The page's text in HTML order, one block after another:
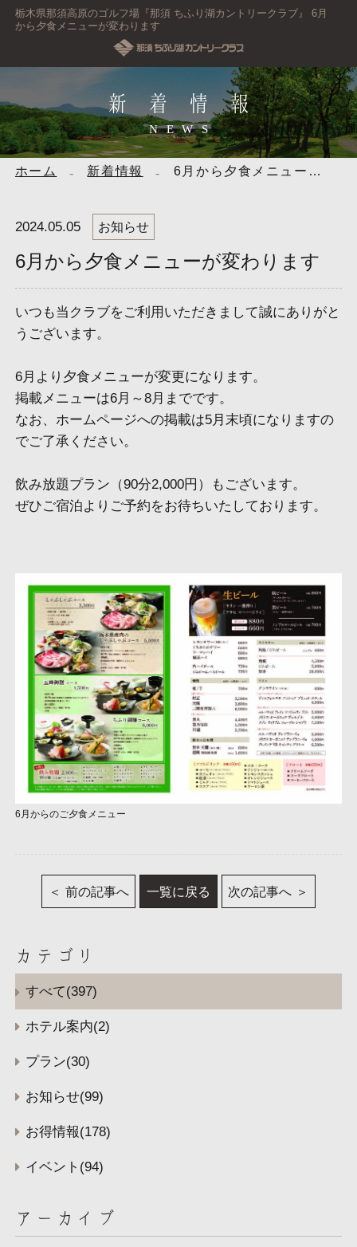
栃木県那須高原のゴルフ場『那須 ちふり湖カントリークラブ』 6月
から夕食メニューが変わります
新着情報
NEWS
ホーム 新着情報 6月から夕食メニューが変わります
2024.05.05 お知らせ
6月から夕食メニューが変わります
いつも当クラブをご利用いただきまして誠にありがと
うございます。
6月より夕食メニューが変更になります。
掲載メニューは6月～8月までです。
なお、ホームページへの掲載は5月末頃になりますの
でご了承ください。
飲み放題プラン（90分2,000円）もございます。
ぜひご宿泊よりご予約をお待ちいたしております。
6月からのご夕食メニュー
前の記事へ 一覧に戻る 次の記事へ
カテゴリ
すべて(397)
ホテル案内(2)
プラン(30)
お知らせ(99)
お得情報(178)
イベント(94)
アーカイブ